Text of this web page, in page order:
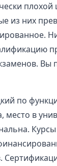
плохой
из них
Вы
по
место в